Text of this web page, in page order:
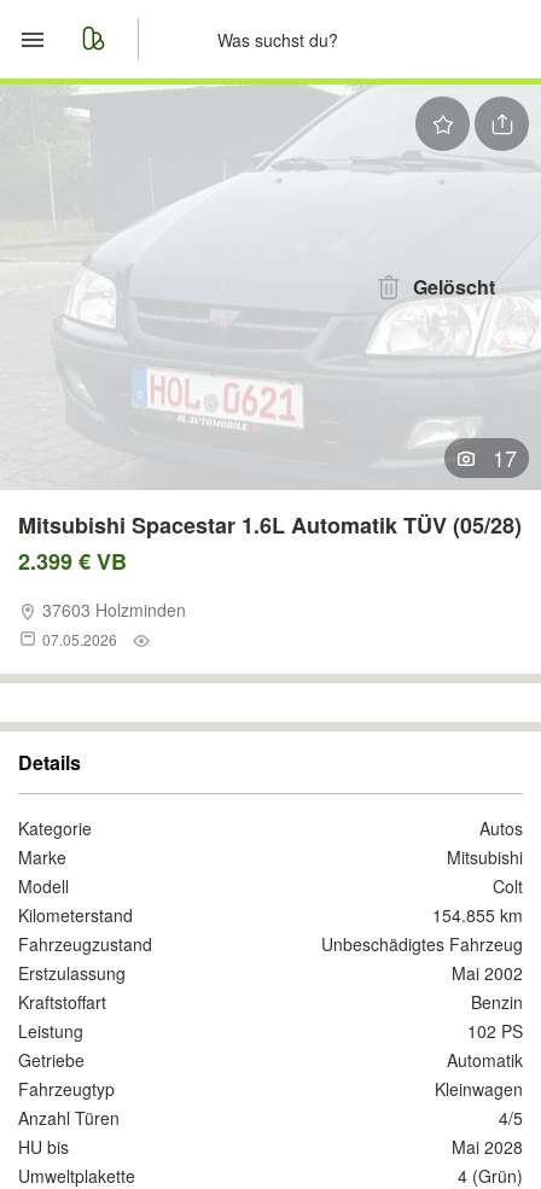
Start
Merkliste
Nachrichten
Anzeige aufgeben
Gelöscht
17
Mitsubishi Spacestar 1.6L Automatik TÜV (05/28)
2.399 € VB
37603 Holzminden
07.05.2026
Details
Kategorie
Autos
Marke
Mitsubishi
Modell
Colt
Kilometerstand
154.855 km
Fahrzeugzustand
Unbeschädigtes Fahrzeug
Erstzulassung
Mai 2002
Kraftstoffart
Benzin
Leistung
102 PS
Getriebe
Automatik
Fahrzeugtyp
Kleinwagen
Anzahl Türen
4/5
HU bis
Mai 2028
Umweltplakette
4 (Grün)